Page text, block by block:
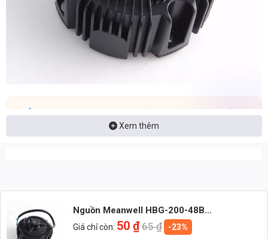
Nhắn: Loại đèn + Công suất + Số lượng để nhận báo giá
Zalo 2 (Hỗ trợ nhanh)
Xem thêm
Nguồn Meanwell HBG-200-48B
(196,80W/48V/4.10A)
Giá chỉ còn: 50₫65₫
-23%